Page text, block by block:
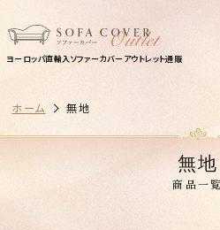
ヨーロッパ直輸入ソファーカバーアウトレット通販
ホーム 無地
無地
商品一覧